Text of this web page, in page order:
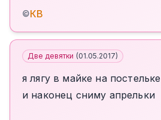
©КВ
Две девятки (01.05.2017)
я лягу в майке на постельке
и наконец сниму апрельки